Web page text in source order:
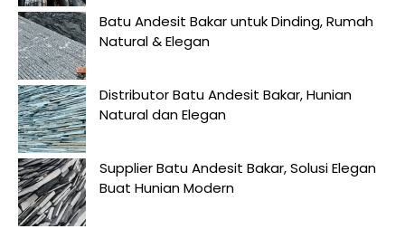
Batu Andesit Bakar untuk Dinding, Rumah
Natural & Elegan
Distributor Batu Andesit Bakar, Hunian
Natural dan Elegan
Supplier Batu Andesit Bakar, Solusi Elegan
Buat Hunian Modern